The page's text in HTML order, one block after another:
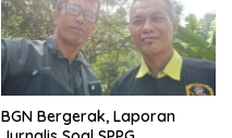
BGN Bergerak, Laporan